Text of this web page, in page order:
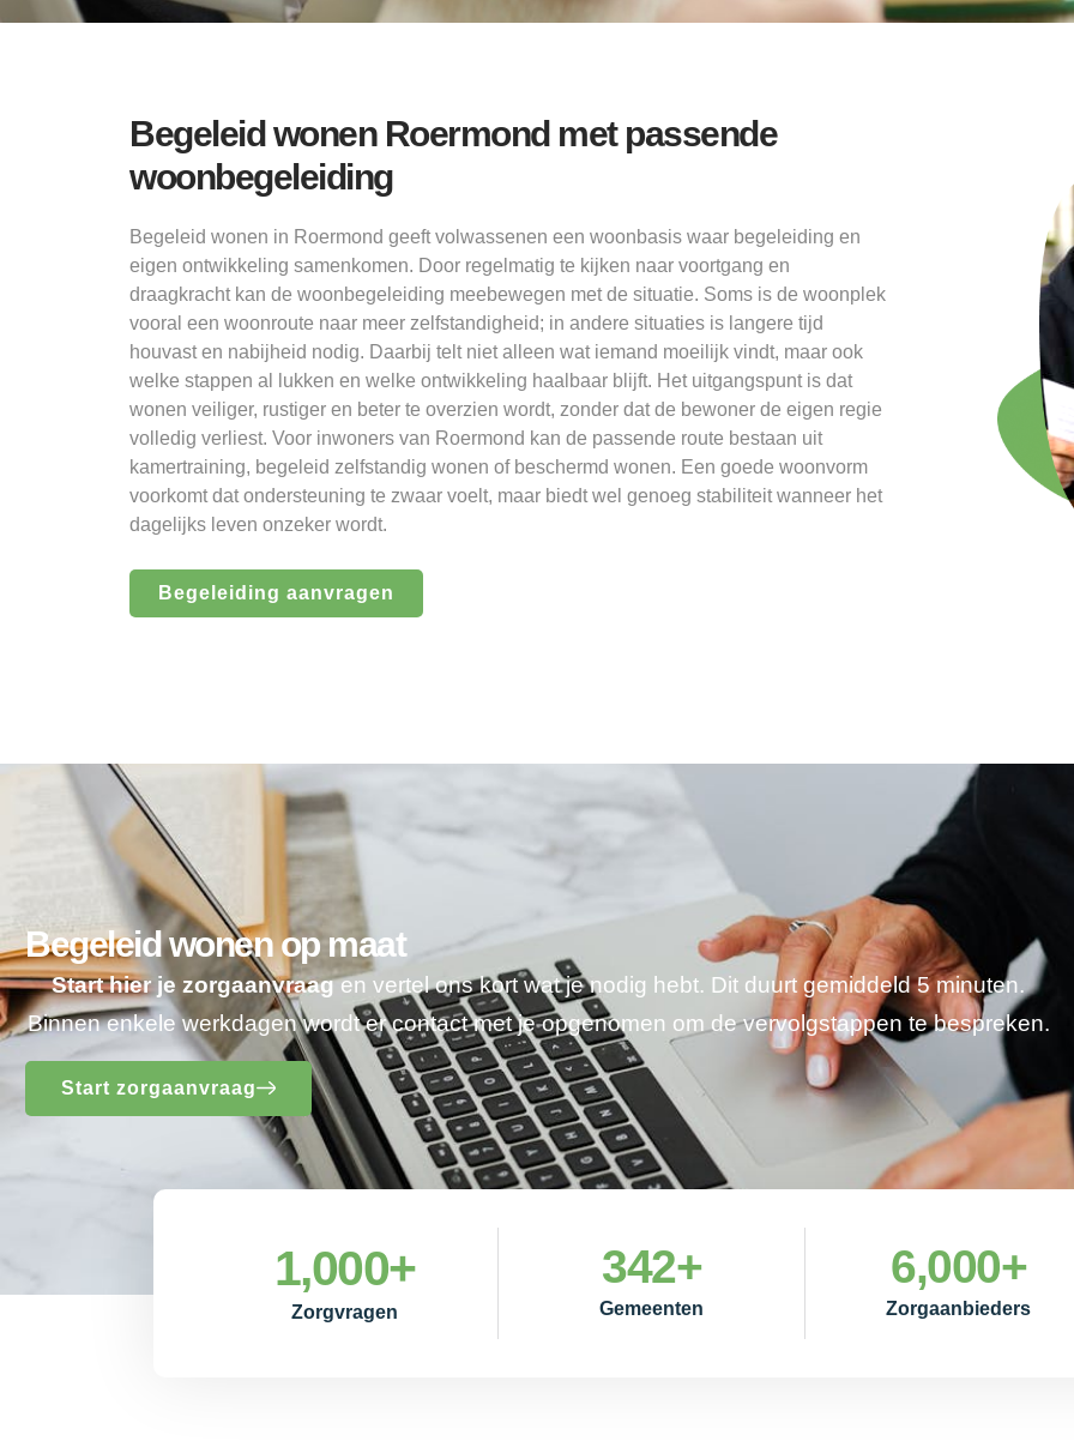
Begeleid wonen Roermond met passende
woonbegeleiding
Begeleid wonen in Roermond geeft volwassenen een woonbasis waar begeleiding en
eigen ontwikkeling samenkomen. Door regelmatig te kijken naar voortgang en
draagkracht kan de woonbegeleiding meebewegen met de situatie. Soms is de woonplek
vooral een woonroute naar meer zelfstandigheid; in andere situaties is langere tijd
houvast en nabijheid nodig. Daarbij telt niet alleen wat iemand moeilijk vindt, maar ook
welke stappen al lukken en welke ontwikkeling haalbaar blijft. Het uitgangspunt is dat
wonen veiliger, rustiger en beter te overzien wordt, zonder dat de bewoner de eigen regie
volledig verliest. Voor inwoners van Roermond kan de passende route bestaan uit
kamertraining, begeleid zelfstandig wonen of beschermd wonen. Een goede woonvorm
voorkomt dat ondersteuning te zwaar voelt, maar biedt wel genoeg stabiliteit wanneer het
dagelijks leven onzeker wordt.
Begeleiding aanvragen
Begeleid wonen op maat
Start hier je zorgaanvraagen vertel ons kort wat je nodig hebt. Dit duurt gemiddeld 5 minuten.
Binnen enkele werkdagen wordt er contact met je opgenomen om de vervolgstappen te bespreken.
Start zorgaanvraag
Zorgvragen
1,000+
Gemeenten
342+
Zorgaanbieders
6,000+